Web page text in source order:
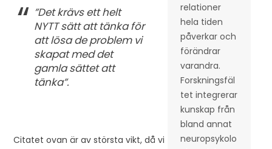
”Det krävs ett helt
NYTT sätt att tänka för
att lösa de problem vi
skapat med det
gamla sättet att
tänka”.
Citatet ovan är av största vikt, då vi
relationer
hela tiden
påverkar och
förändrar
varandra.
Forskningsfäl
tet integrerar
kunskap från
bland annat
neuropsykolo